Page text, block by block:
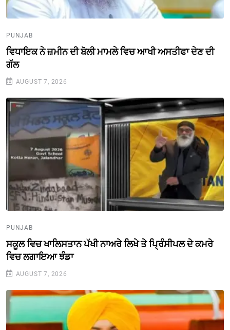
PUNJAB
ਵਿਧਾਇਕ ਨੇ ਜ਼ਮੀਨ ਦੀ ਬੋਲੀ ਮਾਮਲੇ ਵਿਚ ਆਖੀ ਅਸਤੀਫਾ ਦੇਣ ਦੀ
ਗੱਲ
AUGUST 7, 2026
PUNJAB
ਸਕੂਲ ਵਿਚ ਖਾਲਿਸਤਾਨ ਪੱਖੀ ਨਾਅਰੇ ਲਿਖੇ ਤੇ ਪ੍ਰਿੰਸੀਪਲ ਦੇ ਕਮਰੇ
ਵਿਚ ਲਗਾਇਆ ਝੰਡਾ
AUGUST 7, 2026